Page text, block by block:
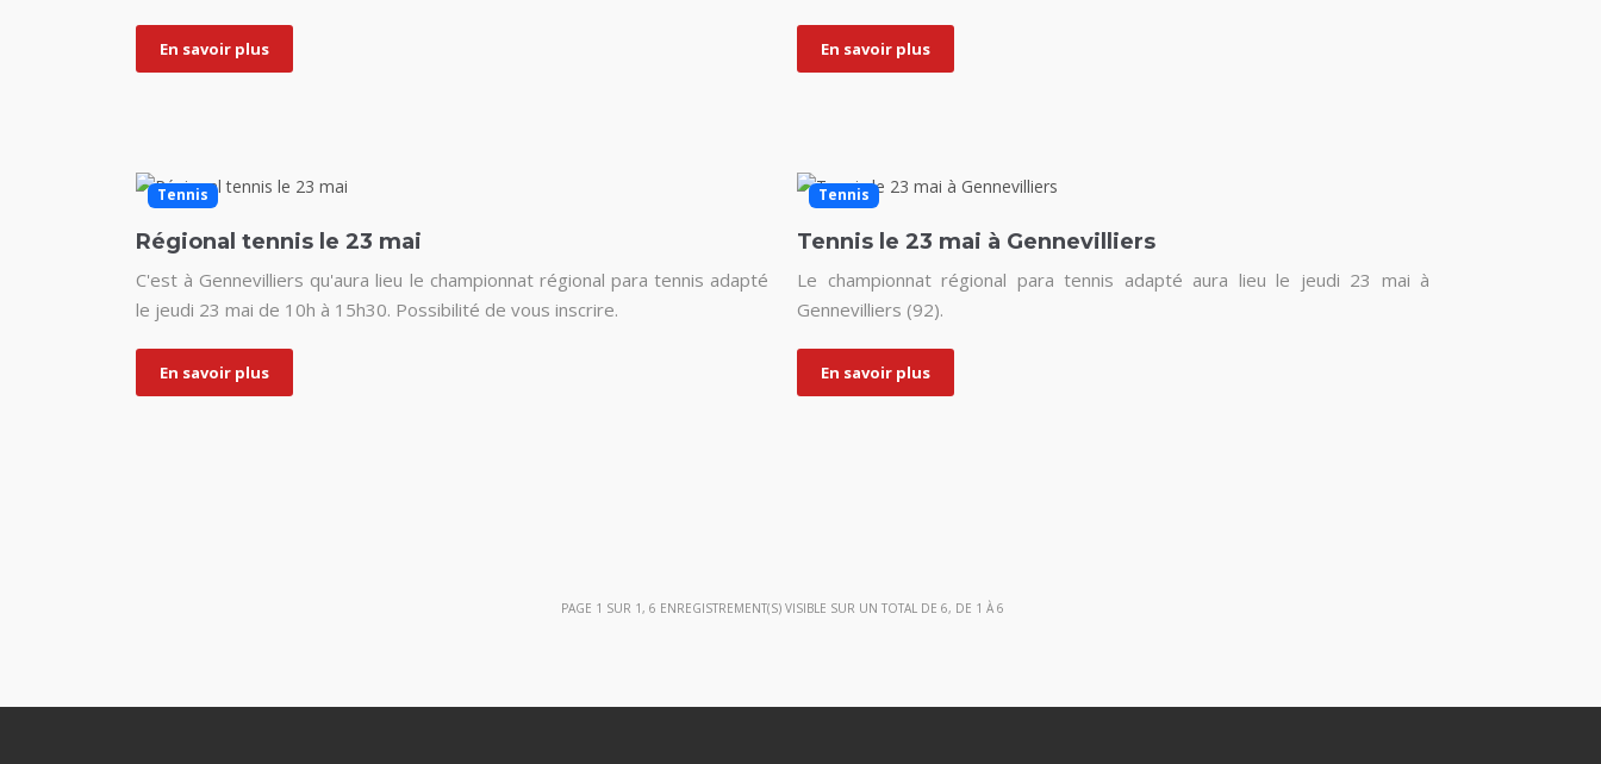
En savoir plus En savoir plus
Tennis
Régional tennis le 23 mai
C'est à Gennevilliers qu'aura lieu le championnat régional para tennis adapté
le jeudi 23 mai de 10h à 15h30. Possibilité de vous inscrire.
En savoir plus
Tennis
Tennis le 23 mai à Gennevilliers
Le championnat régional para tennis adapté aura lieu le jeudi 23 mai à
Gennevilliers (92).
En savoir plus
PAGE 1 SUR 1, 6 ENREGISTREMENT(S) VISIBLE SUR UN TOTAL DE 6, DE 1 À 6